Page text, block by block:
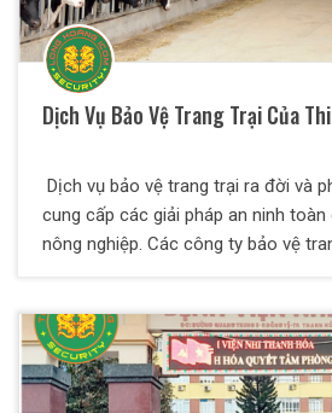
Dịch Vụ Bảo Vệ Trang Trại Của
Dịch vụ bảo vệ trang trại ra đời và
cung cấp các giải pháp an ninh
nông nghiệp. Các công ty bảo vệ
trước các nguy hiểm tiềm ẩn.